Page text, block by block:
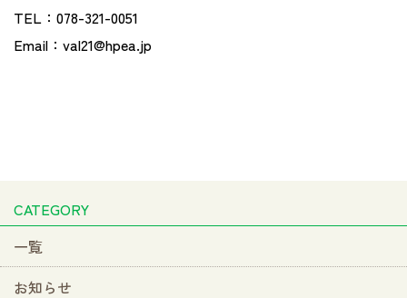
TEL：078-321-0051
Email：val21@hpea.jp
CATEGORY
一覧
お知らせ